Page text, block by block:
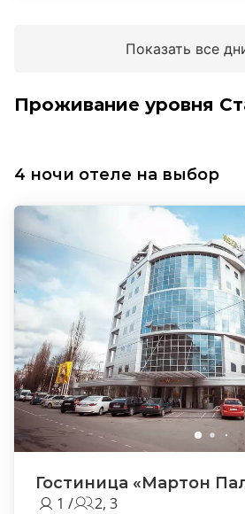
Показать все
Проживание уровня
4 ночи отеле на выбор
Гостиница «Мартон
1 /
2, 3